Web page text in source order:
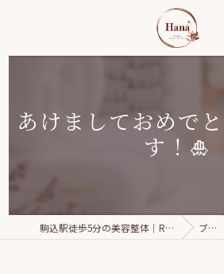
あけましておめで
す！🎍
駒込駅徒歩5分の美容整体｜Relaxation salon Hana ブログ